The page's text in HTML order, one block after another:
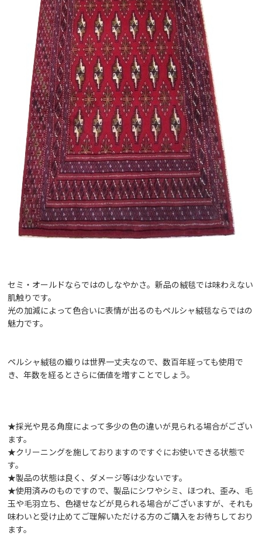
セミ・オールドならではのしなやかさ。新品の絨毯では味わえない
肌触りです。
光の加減によって色合いに表情が出るのもペルシャ絨毯ならではの
魅力です。
ペルシャ絨毯の織りは世界一丈夫なので、数百年経っても使用で
き、年数を経るとさらに価値を増すことでしょう。
★採光や見る角度によって多少の色の違いが見られる場合がござい
ます。
★クリーニングを施しておりますのですぐにお使いできる状態で
す。
★製品の状態は良く、ダメージ等は少ないです。
★使用済みのものですので、製品にシワやシミ、ほつれ、歪み、毛
玉や毛羽立ち、色褪せなどが見られる場合がございますが、それも
味わいと受け止めてご理解いただける方のご購入をお待ちしており
ます。